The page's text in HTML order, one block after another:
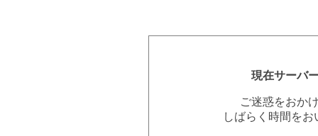
現在サーバ
ご迷惑をおか
しばらく時間を